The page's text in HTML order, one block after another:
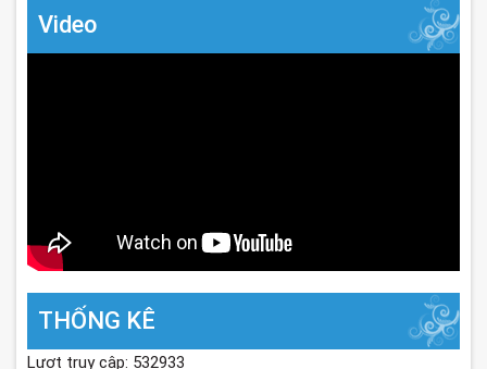
Video
THỐNG KÊ
Lượt truy cập: 532933